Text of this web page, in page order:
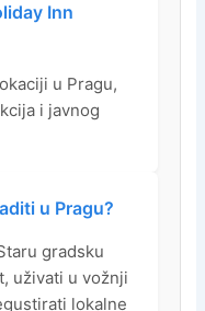
Inn
u Pragu,
i javnog
u Pragu?
gradsku
uživati u vožnji
lokalne